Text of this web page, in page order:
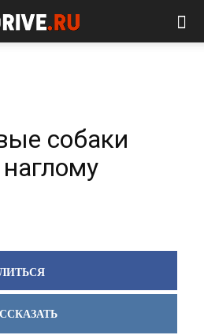
собаки